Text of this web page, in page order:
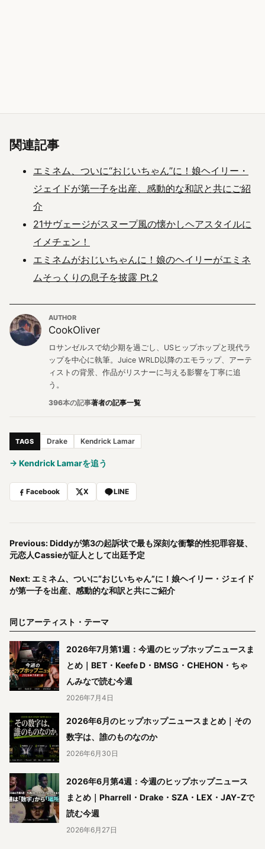
関連記事
エミネム、ついに“おじいちゃん”に！娘ヘイリー・
ジェイドが第一子を出産、感動的な和訳と共にご紹
介
21サヴェージがスヌープ風の懐かしヘアスタイルに
イメチェン！
エミネムがおじいちゃんに！娘のヘイリーがエミネ
ムそっくりの息子を披露 Pt.2
AUTHOR
CookOliver
ロサンゼルスで幼少期を過ごし、USヒップホップと現代ラ
ップを中心に執筆。Juice WRLD以降のエモラップ、アーテ
ィストの背景、作品がリスナーに与える影響を丁寧に追
う。
396本の記事著者の記事一覧
TAGS Drake Kendrick Lamar
→ Kendrick Lamarを追う
Facebook X LINE
Previous: Diddyが第3の起訴状で最も深刻な衝撃的性犯罪容疑、
元恋人Cassieが証人として出廷予定
Next: エミネム、ついに“おじいちゃん”に！娘ヘイリー・ジェイド
が第一子を出産、感動的な和訳と共にご紹介
同じアーティスト・テーマ
2026年7月第1週：今週のヒップホップニュースま
とめ｜BET・Keefe D・BMSG・CHEHON・ちゃ
んみなで読む今週
2026年7月4日
2026年6月のヒップホップニュースまとめ｜その
数字は、誰のものなのか
2026年6月30日
2026年6月第4週：今週のヒップホップニュース
まとめ｜Pharrell・Drake・SZA・LEX・JAY-Zで
読む今週
2026年6月27日